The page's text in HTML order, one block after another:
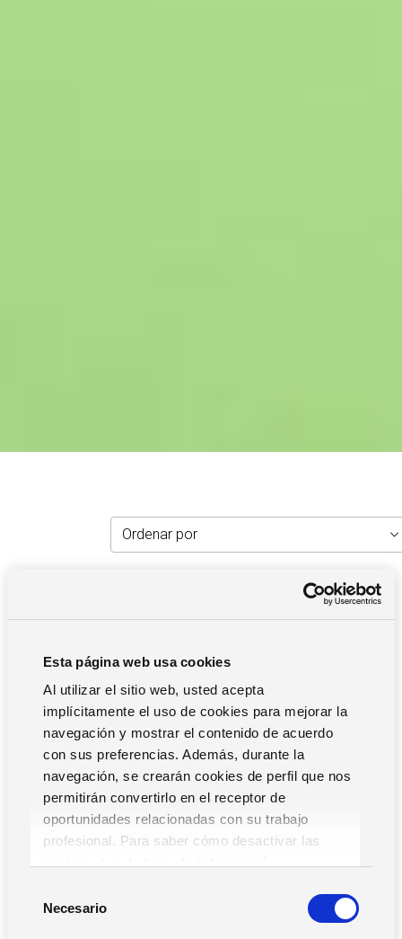
Esta página web usa cookies
Al utilizar el sitio web, usted acepta
implícitamente el uso de cookies para mejorar la
navegación y mostrar el contenido de acuerdo
con sus preferencias. Además, durante la
navegación, se crearán cookies de perfil que nos
permitirán convertirlo en el receptor de
oportunidades relacionadas con su trabajo
profesional. Para saber cómo desactivar las
Necesario
Filtros
Movilidad RR.HH.
ERP
RR.HH.
Pequeñas Empresas y Asesorías
Supply Chain